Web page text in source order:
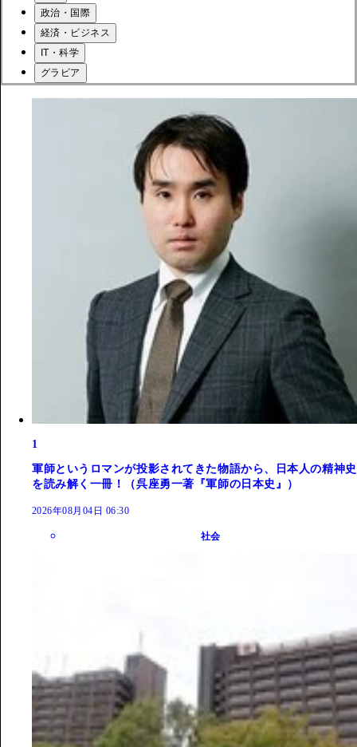
政治・国際
経済・ビジネス
IT・科学
グラビア
1
軍師というロマンが投影されてきた物語から、日本人の精神史
を読み解く一冊！（呉座勇一著『軍師の日本史』）
2026年08月04日 06:30
社会